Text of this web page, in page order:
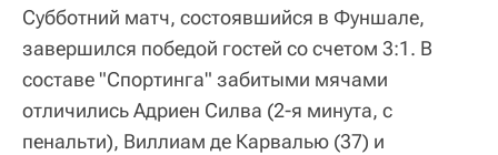
Субботний матч, состоявшийся в Фуншале,
завершился победой гостей со счетом 3:1. В
составе "Спортинга" забитыми мячами
отличились Адриен Силва (2-я минута, с
пенальти), Виллиам де Карвалью (37) и